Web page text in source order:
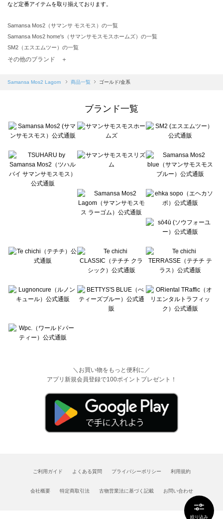
絞り込み
など定番アイテムを取り揃えております。
Samansa Mos2（サマンサ モスモス）の一覧
Samansa Mos2 home's（サマンサモスモスホームズ）の一覧
SM2（エスエムツー）の一覧
TSUHARU by Samansa Mos2（ツハルバイサマンサモスモス）の一覧
Samansa Mos2 blue（サマンサモスモス ブルー）の一覧
Te chichi（テチチ）の一覧
Te chichi CLASSIC（テチチ クラシック）の一覧
Lugnoncure（ルノンキュール）の一覧
BETTY'S BLUE（べティーズブルー）の一覧
Wpc.（ワールドパーティー）の一覧
その他のブランド ＋
Samansa Mos2 Lagom 商品一覧 ゴールド/金系
ブランド一覧
＼お買い物をもっと便利に／
アプリ新規会員登録で100ポイントプレゼント！
ご利用ガイド よくある質問 プライバシーポリシー 利用規約
会社概要 特定商取引法 古物営業法に基づく記載 お問い合わせ